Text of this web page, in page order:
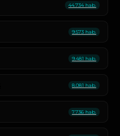
44.734 hab.
9.573 hab.
9.481 hab.
8.081 hab.
7.736 hab.